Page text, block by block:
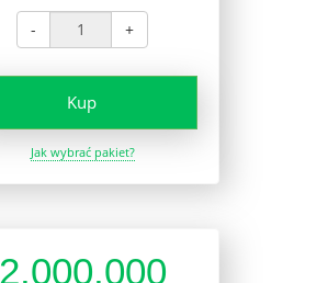
- +
Kup
Jak wybrać pakiet?
2,000,000